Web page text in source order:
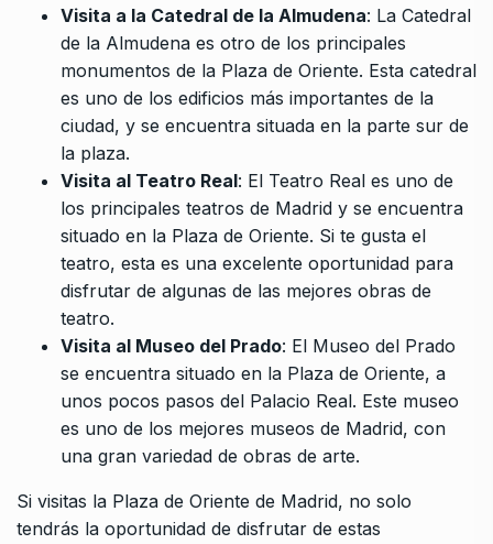
Visita a la Catedral de la Almudena: La Catedral
de la Almudena es otro de los principales
monumentos de la Plaza de Oriente. Esta catedral
es uno de los edificios más importantes de la
ciudad, y se encuentra situada en la parte sur de
la plaza.
Visita al Teatro Real: El Teatro Real es uno de
los principales teatros de Madrid y se encuentra
situado en la Plaza de Oriente. Si te gusta el
teatro, esta es una excelente oportunidad para
disfrutar de algunas de las mejores obras de
teatro.
Visita al Museo del Prado: El Museo del Prado
se encuentra situado en la Plaza de Oriente, a
unos pocos pasos del Palacio Real. Este museo
es uno de los mejores museos de Madrid, con
una gran variedad de obras de arte.
Si visitas la Plaza de Oriente de Madrid, no solo
tendrás la oportunidad de disfrutar de estas